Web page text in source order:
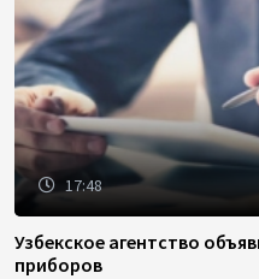
17:48
Узбекское агентство
приборов